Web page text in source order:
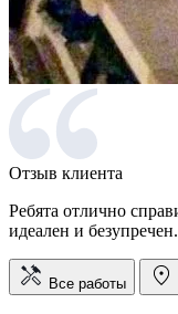
Отзыв клиента
Ребята отлично
идеален и
Все работы